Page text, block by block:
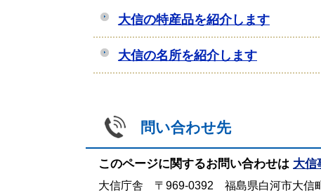
大信の特産品を紹介します
大信の名所を紹介します
問い合わせ先
このページに関するお問い合わせは 大信
大信庁舎 〒969-0392 福島県白河市大信